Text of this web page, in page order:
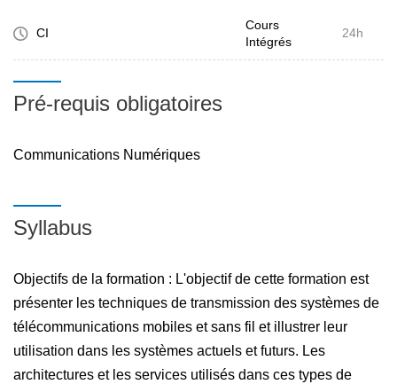
mobile IP, et DVB.
CI
Cours
Intégrés
24h
Pré-requis obligatoires
Communications Numériques
Syllabus
Objectifs de la formation : L'objectif de cette formation est
présenter les techniques de transmission des systèmes de
télécommunications mobiles et sans fil et illustrer leur
utilisation dans les systèmes actuels et futurs. Les
architectures et les services utilisés dans ces types de